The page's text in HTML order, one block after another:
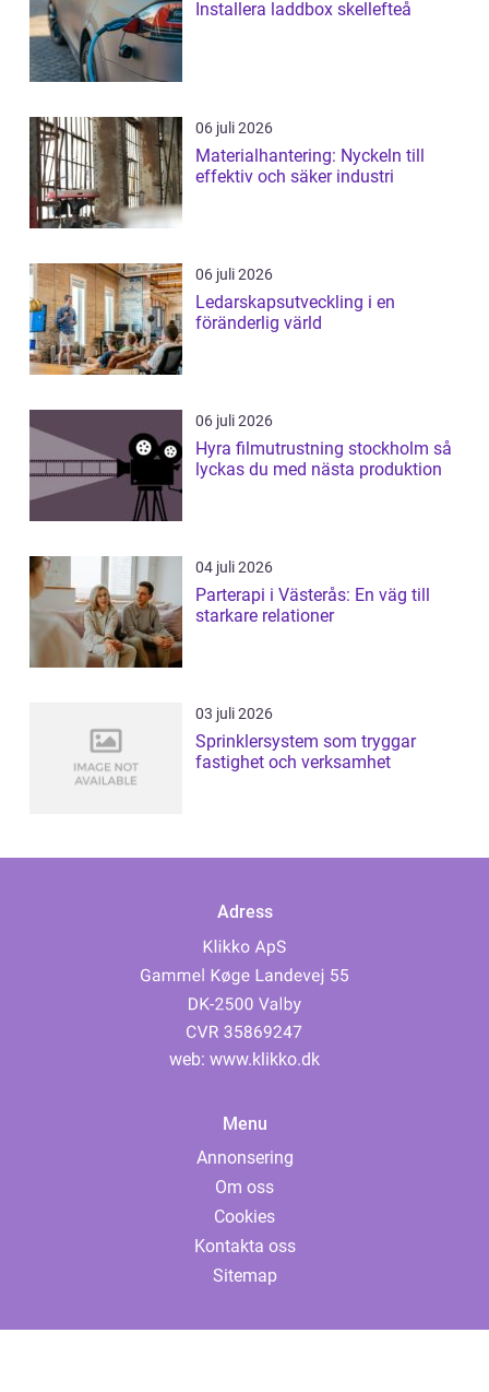
Installera laddbox skellefteå
06 juli 2026
Materialhantering: Nyckeln till
effektiv och säker industri
06 juli 2026
Ledarskapsutveckling i en
föränderlig värld
06 juli 2026
Hyra filmutrustning stockholm så
lyckas du med nästa produktion
04 juli 2026
Parterapi i Västerås: En väg till
starkare relationer
03 juli 2026
Sprinklersystem som tryggar
fastighet och verksamhet
Adress
web: www.klikko.dk
Menu
Annonsering
Om oss
Cookies
Kontakta oss
Sitemap